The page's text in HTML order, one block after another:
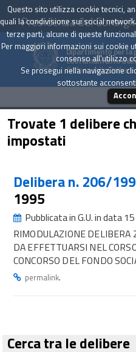
Presidenza del
Dipartimento per la
coordinamento
Archivio delle Delibere
Trovate 1 delibere
impostati
Delibera n. 206/
1995
Pubblicata in G.U. in data
RIMODULAZIONE
DA EFFETTUARSI NEL
CONCORSO DEL FONDO
permalink.
Cerca tra le delibere
Questo sito utilizza cookie tecnici,
quali la condivisione sui social
terze parti, alcune di queste
Per maggiori informazioni sui cookie
consenso all'utilizzo
Se prosegui nella navigazione
sottostante